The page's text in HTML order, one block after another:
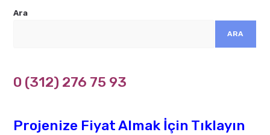
Ara
ARA
0 (312) 276 75 93
Projenize Fiyat Almak İçin Tıklayın